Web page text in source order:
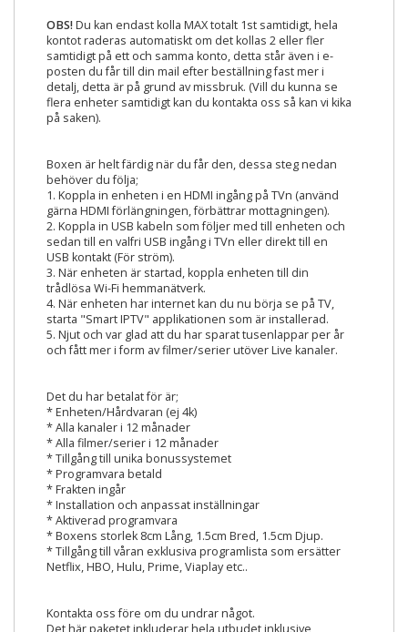
OBS!Du kan endast kolla MAX totalt 1st samtidigt, hela
kontot raderas automatiskt om det kollas 2 eller fler
samtidigt på ett och samma konto, detta står även i e-
posten du får till din mail efter beställning fast mer i
detalj, detta är på grund av missbruk. (Vill du kunna se
flera enheter samtidigt kan du kontakta oss så kan vi kika
på saken).
Boxen är helt färdig när du får den, dessa steg nedan
behöver du följa;
1. Koppla in enheten i en HDMI ingång på TVn (använd
gärna HDMI förlängningen, förbättrar mottagningen).
2. Koppla in USB kabeln som följer med till enheten och
sedan till en valfri USB ingång i TVn eller direkt till en
USB kontakt (För ström).
3. När enheten är startad, koppla enheten till din
trådlösa Wi-Fi hemmanätverk.
4. När enheten har internet kan du nu börja se på TV,
starta "Smart IPTV" applikationen som är installerad.
5. Njut och var glad att du har sparat tusenlappar per år
och fått mer i form av filmer/serier utöver Live kanaler.
Det du har betalat för är;
* Enheten/Hårdvaran (ej 4k)
* Alla kanaler i 12 månader
* Alla filmer/serier i 12 månader
* Tillgång till unika bonussystemet
* Programvara betald
* Frakten ingår
* Installation och anpassat inställningar
* Aktiverad programvara
* Boxens storlek 8cm Lång, 1.5cm Bred, 1.5cm Djup.
* Tillgång till våran exklusiva programlista som ersätter
Netflix, HBO, Hulu, Prime, Viaplay etc..
Kontakta oss före om du undrar något.
Det här paketet inkluderar hela utbudet inklusive